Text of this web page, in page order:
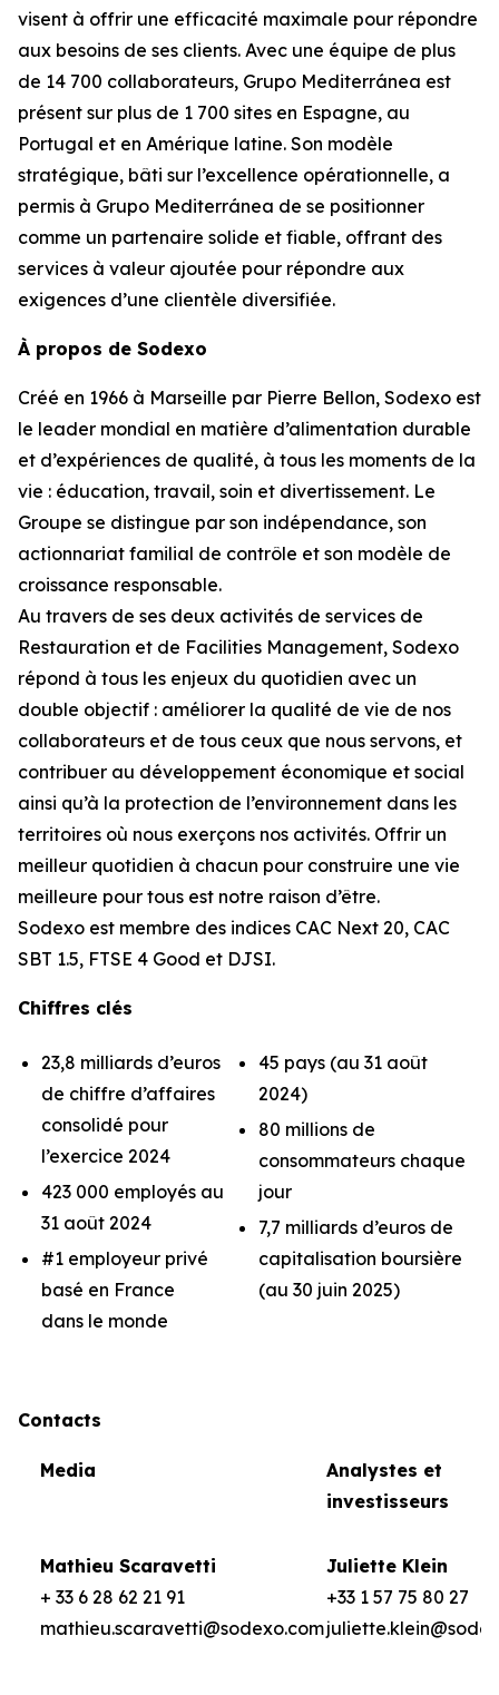
visent à offrir une efficacité maximale pour répondre
aux besoins de ses clients. Avec une équipe de plus
de 14 700 collaborateurs, Grupo Mediterránea est
présent sur plus de 1 700 sites en Espagne, au
Portugal et en Amérique latine. Son modèle
stratégique, bâti sur l’excellence opérationnelle, a
permis à Grupo Mediterránea de se positionner
comme un partenaire solide et fiable, offrant des
services à valeur ajoutée pour répondre aux
exigences d’une clientèle diversifiée.
À propos de Sodexo
Créé en 1966 à Marseille par Pierre Bellon, Sodexo est
le leader mondial en matière d’alimentation durable
et d’expériences de qualité, à tous les moments de la
vie : éducation, travail, soin et divertissement. Le
Groupe se distingue par son indépendance, son
actionnariat familial de contrôle et son modèle de
croissance responsable.
Au travers de ses deux activités de services de
Restauration et de Facilities Management, Sodexo
répond à tous les enjeux du quotidien avec un
double objectif : améliorer la qualité de vie de nos
collaborateurs et de tous ceux que nous servons, et
contribuer au développement économique et social
ainsi qu’à la protection de l’environnement dans les
territoires où nous exerçons nos activités. Offrir un
meilleur quotidien à chacun pour construire une vie
meilleure pour tous est notre raison d’être.
Sodexo est membre des indices CAC Next 20, CAC
SBT 1.5, FTSE 4 Good et DJSI.
Chiffres clés
23,8 milliards d’euros
de chiffre d’affaires
consolidé pour
l’exercice 2024
423 000 employés au
31 août 2024
#1 employeur privé
basé en France
dans le monde
45 pays (au 31 août
2024)
80 millions de
consommateurs chaque
jour
7,7 milliards d’euros de
capitalisation boursière
(au 30 juin 2025)
Contacts
Media
Analystes et
investisseurs
Mathieu Scaravetti
+ 33 6 28 62 21 91
mathieu.scaravetti@sodexo.com
Juliette Klein
+33 1 57 75 80 27